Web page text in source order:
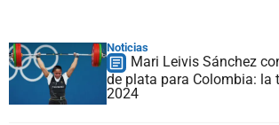
Noticias
Mari Leivis Sánchez
de plata para Colombia: la
2024